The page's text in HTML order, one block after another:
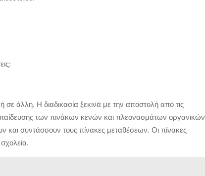
σε άλλη. Η διαδικασία ξεκινά με την αποστολή από τις
των πινάκων κενών και πλεονασμάτων οργανικών
και συντάσσουν τους πίνακες μεταθέσεων. Οι πίνακες